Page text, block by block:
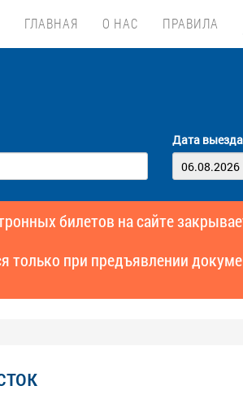
ГЛАВНАЯ О НАС ПРАВИЛА
Дата выезда
билетов на сайте
при предъявлении